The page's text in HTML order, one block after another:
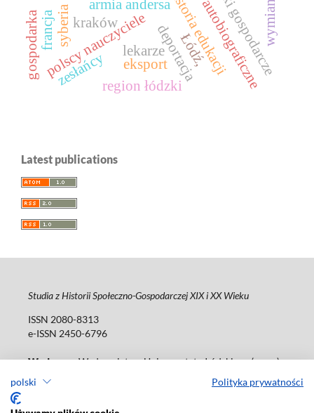
polski Polityka prywatności
armia andersa
deportacja
polscy nauczyciele historia edukacji
źródła autobiograficzne
lekarze
eksport
gospodarka kraków
zesłańcy
syberia
region łódzki
Łódź,
francja
Latest publications
Studia z Historii Społeczno-Gospodarczej XIX i XX Wieku
ISSN 2080-8313
e-ISSN 2450-6796
Wydawca: Wydawnictwo Uniwersytetu Łódzkiego (www)
Tel.: 42 235 01 65, fax: 42 66 55 86